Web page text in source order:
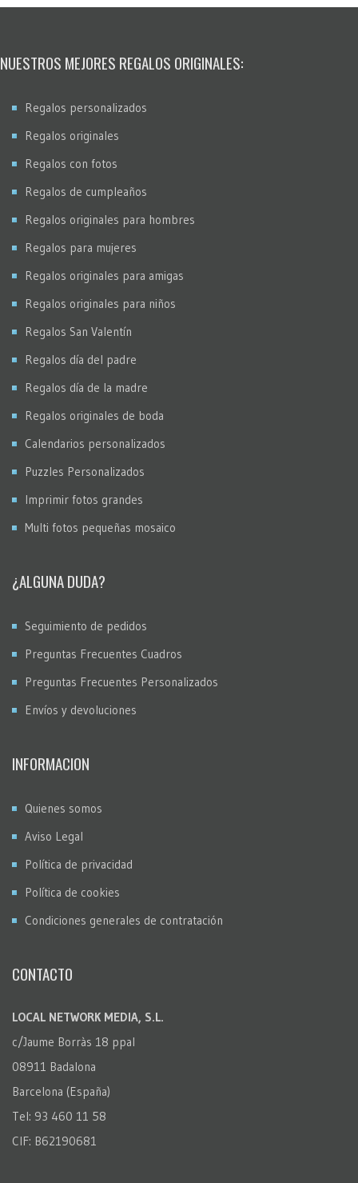
NUESTROS MEJORES REGALOS ORIGINALES:
Regalos personalizados
Regalos originales
Regalos con fotos
Regalos de cumpleaños
Regalos originales para hombres
Regalos para mujeres
Regalos originales para amigas
Regalos originales para niños
Regalos San Valentín
Regalos día del padre
Regalos día de la madre
Regalos originales de boda
Calendarios personalizados
Puzzles Personalizados
Imprimir fotos grandes
Multi fotos pequeñas mosaico
¿ALGUNA DUDA?
Seguimiento de pedidos
Preguntas Frecuentes Cuadros
Preguntas Frecuentes Personalizados
Envíos y devoluciones
INFORMACION
Quienes somos
Aviso Legal
Política de privacidad
Política de cookies
Condiciones generales de contratación
CONTACTO
LOCAL NETWORK MEDIA, S.L.
c/Jaume Borràs 18 ppal
08911 Badalona
Barcelona (España)
Tel: 93 460 11 58
CIF: B62190681